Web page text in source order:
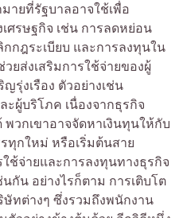
ายที่รัฐบาลอาจใช้เพื่อ
ศรษฐกิจ เช่น การลดหย่อน
กฎระเบียบ และการลงทุนใน
ยส่งเสริมการใช้จ่ายของผู้
รุ่งเรือง ตัวอย่างเช่น
ผู้บริโภค เนื่องจากธุรกิจ
พวกเขาอาจจัดหาเงินทุนให้กับ
ทุกใหม่ หรือเริ่มต้นสาย
จ่ายและการลงทุนทางธุรกิจ
กัน อย่างไรก็ตาม การเติบโต
ทต่างๆ ซึ่งรวมถึงพนักงาน